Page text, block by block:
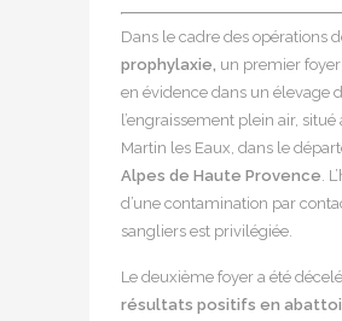
Dans le cadre des opérations
prophylaxie, un premier
en évidence dans un élevage
l’engraissement plein air, situé
Martin les Eaux, dans le
Alpes de Haute Provence .
d’une contamination par
sangliers est privilégiée.
Le deuxième foyer a été
résultats positifs en